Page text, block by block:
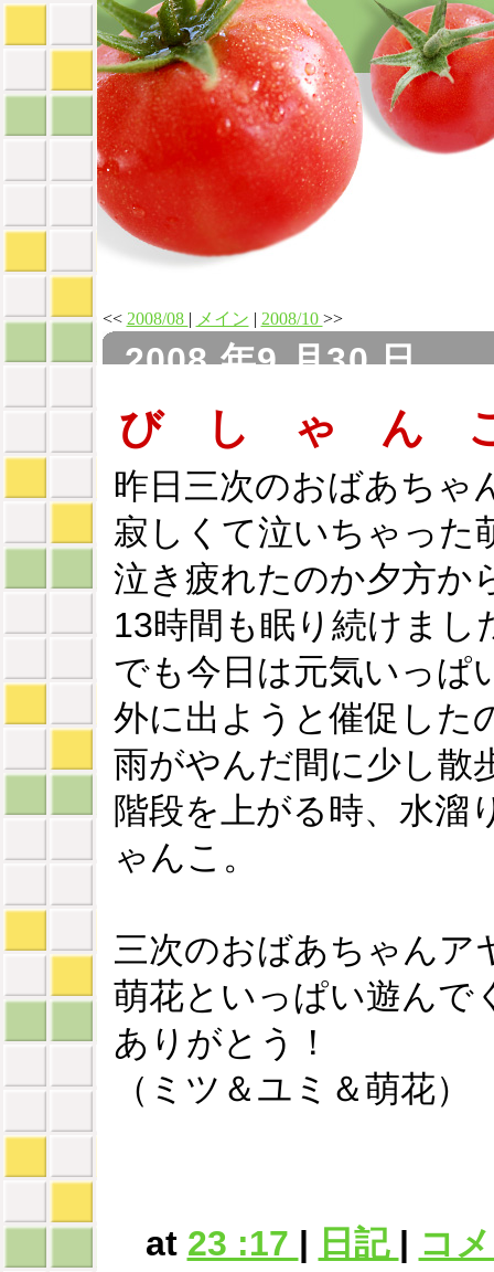
<< 2008/08 | メイン | 2008/10 >>
2008 年9 月30 日
び し ゃ ん
昨日三次のおばあちゃ
寂しくて泣いちゃった
泣き疲れたのか夕方か
13時間も眠り続けまし
でも今日は元気いっぱ
外に出ようと催促した
雨がやんだ間に少し散
階段を上がる時、水溜
ゃんこ。
三次のおばあちゃんア
萌花といっぱい遊んで
ありがとう！
（ミツ＆ユミ＆萌花）
at 23 :17 | 日記 | コ